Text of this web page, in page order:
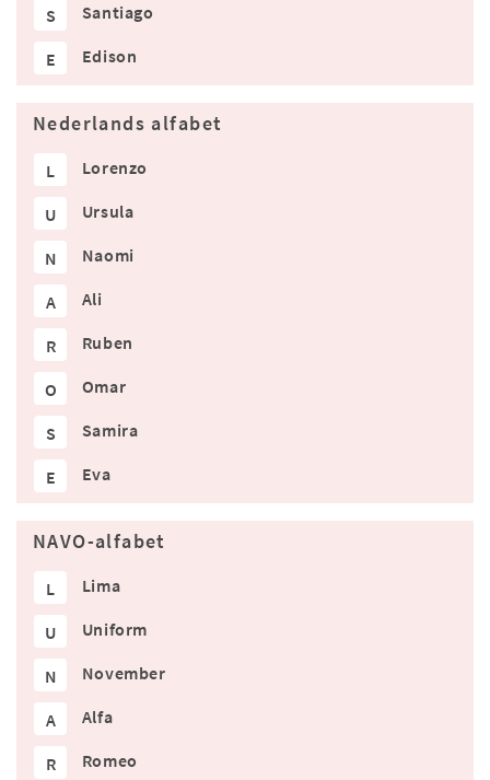
S Santiago
E Edison
Nederlands alfabet
L Lorenzo
U Ursula
N Naomi
A Ali
R Ruben
O Omar
S Samira
E Eva
NAVO-alfabet
L Lima
U Uniform
N November
A Alfa
R Romeo